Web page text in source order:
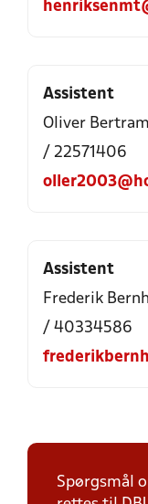
Assistent
Oliver
/ 22571406
Assistent
Frederik
/ 40334586
Spørgsmål